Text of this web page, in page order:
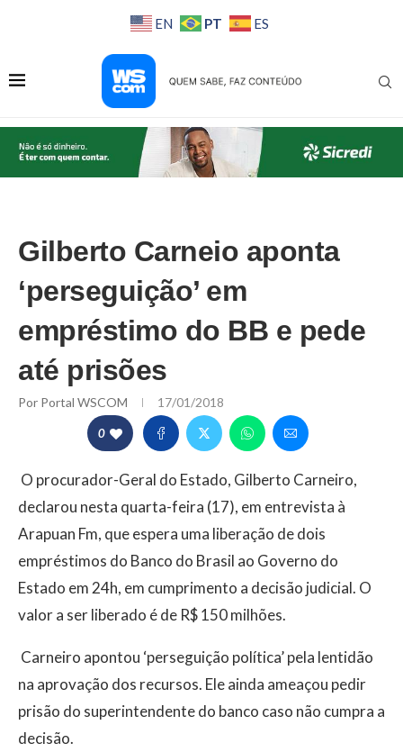
EN PT ES
Gilberto Carneio aponta
‘perseguição’ em
empréstimo do BB e pede
até prisões
Por Portal WSCOM 17/01/2018
0
O procurador-Geral do Estado, Gilberto Carneiro,
declarou nesta quarta-feira (17), em entrevista à
Arapuan Fm, que espera uma liberação de dois
empréstimos do Banco do Brasil ao Governo do
Estado em 24h, em cumprimento a decisão judicial. O
valor a ser liberado é de R$ 150 milhões.
Carneiro apontou ‘perseguição política’ pela lentidão
na aprovação dos recursos. Ele ainda ameaçou pedir
prisão do superintendente do banco caso não cumpra a
decisão.